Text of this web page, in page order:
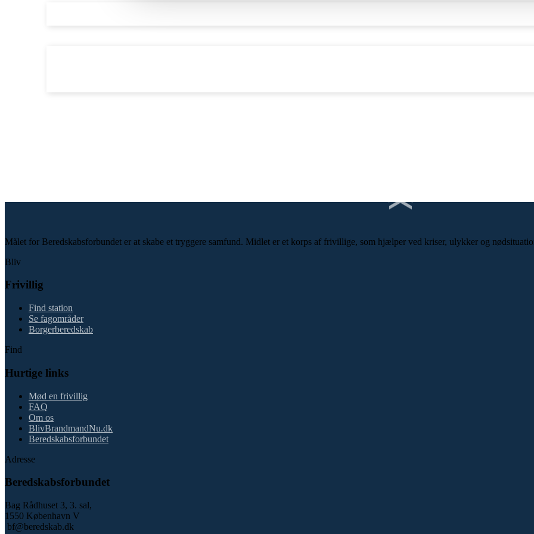
Målet for Beredskabsforbundet er at skabe et tryggere samfund. Midlet er et korps af frivillige, som hjælper ved kriser, ulykker og
Bliv
Frivillig
Find station
Se fagområder
Borgerberedskab
Find
Hurtige links
Mød en frivillig
FAQ
Om os
BlivBrandmandNu.dk
Beredskabsforbundet
Adresse
Beredskabsforbundet
Bag Rådhuset 3, 3. sal,
1550 København V
bf@beredskab.dk